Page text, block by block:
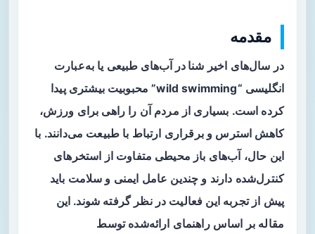
مقدمه
در سال‌های اخیر شنا در آب‌های طبیعی یا به‌عبارت
انگلیسی “wild swimming” محبوبیت بیشتری پیدا
کرده است. بسیاری از مردم آن را راهی برای ورزش،
کاهش استرس و برقراری ارتباط با طبیعت می‌دانند. با
این حال، آب‌های باز محیطی متفاوت از استخرهای
کنترل‌شده دارند و چندین عامل ایمنی و سلامت باید
پیش از تجربه این فعالیت در نظر گرفته شوند. این
مقاله بر اساس راهنمای ارائه‌شده توسط